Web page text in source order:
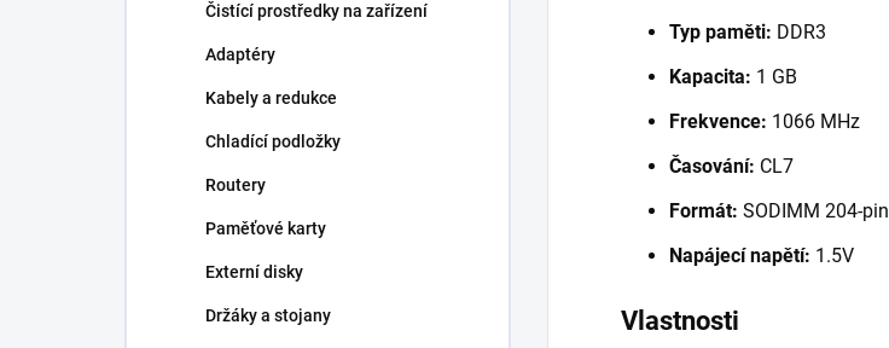
Čistící prostředky na zařízení
Adaptéry
Kabely a redukce
Chladící podložky
Routery
Paměťové karty
Externí disky
Držáky a stojany
Typ paměti: DDR3
Kapacita: 1 GB
Frekvence: 1066 MHz
Časování: CL7
Formát: SODIMM 204-pin
Napájecí napětí: 1.5V
Vlastnosti